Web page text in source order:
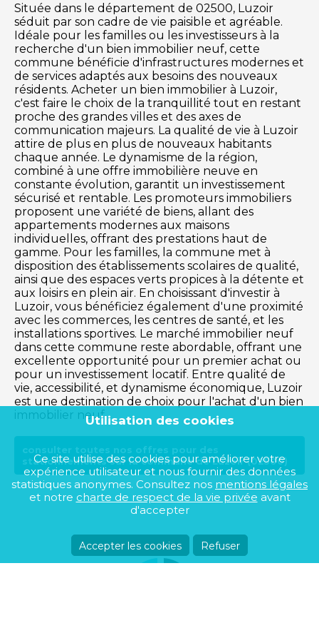
Située dans le département de 02500, Luzoir
séduit par son cadre de vie paisible et agréable.
Idéale pour les familles ou les investisseurs à la
recherche d'un bien immobilier neuf, cette
commune bénéficie d'infrastructures modernes et
de services adaptés aux besoins des nouveaux
résidents. Acheter un bien immobilier à Luzoir,
c'est faire le choix de la tranquillité tout en restant
proche des grandes villes et des axes de
communication majeurs. La qualité de vie à Luzoir
attire de plus en plus de nouveaux habitants
chaque année. Le dynamisme de la région,
combiné à une offre immobilière neuve en
constante évolution, garantit un investissement
sécurisé et rentable. Les promoteurs immobiliers
proposent une variété de biens, allant des
appartements modernes aux maisons
individuelles, offrant des prestations haut de
gamme. Pour les familles, la commune met à
disposition des établissements scolaires de qualité,
ainsi que des espaces verts propices à la détente et
aux loisirs en plein air. En choisissant d'investir à
Luzoir, vous bénéficiez également d'une proximité
avec les commerces, les centres de santé, et les
installations sportives. Le marché immobilier neuf
dans cette commune reste abordable, offrant une
excellente opportunité pour un premier achat ou
pour un investissement locatif. Entre qualité de
vie, accessibilité, et dynamisme économique, Luzoir
est une destination de choix pour l'achat d'un bien
immobilier neuf.
consulter toutes nos offres pour des
stationnements sur la commune de Luzoir (02500)
Utilisation des cookies
Ce site utilise des cookies pour améliorer votre
expérience utilisateur et nous fournir des données
statistiques anonymes. Consultez nos mentions légales
et notre charte de respect de la vie privée avant
d'accepter
Accepter les cookies Refuser